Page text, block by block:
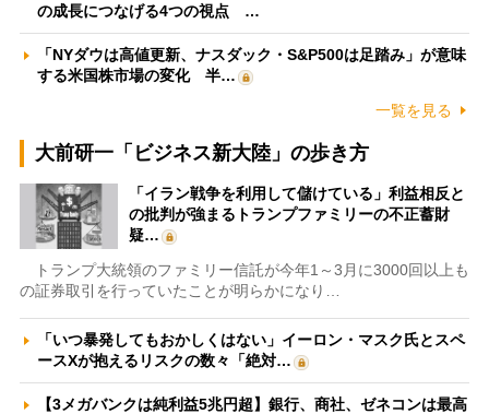
の成長につなげる4つの視点 …
「NYダウは高値更新、ナスダック・S&P500は足踏み」が意味
する米国株市場の変化 半…
一覧を見る
大前研一「ビジネス新大陸」の歩き方
「イラン戦争を利用して儲けている」利益相反と
の批判が強まるトランプファミリーの不正蓄財
疑…
トランプ大統領のファミリー信託が今年1～3月に3000回以上も
の証券取引を行っていたことが明らかになり…
「いつ暴発してもおかしくはない」イーロン・マスク氏とスペ
ースXが抱えるリスクの数々「絶対…
【3メガバンクは純利益5兆円超】銀行、商社、ゼネコンは最高